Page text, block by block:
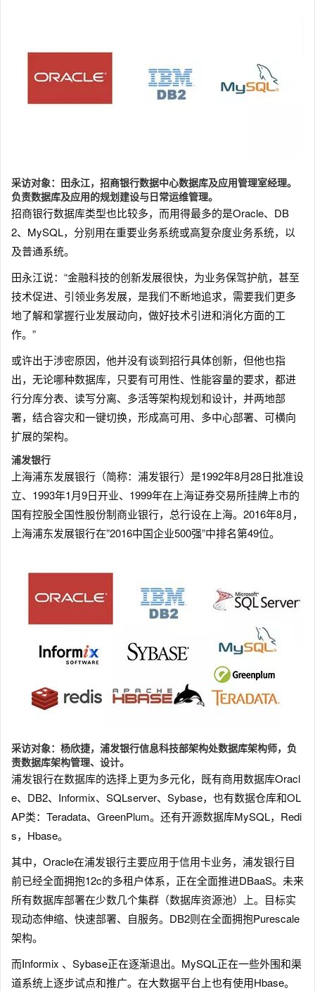
采访对象：田永江，招商银行数据中心数据库及应用管理室经理。
负责数据库及应用的规划建设与日常运维管理。
招商银行数据库类型也比较多，而用得最多的是Oracle、DB
2、MySQL，分别用在重要业务系统或高复杂度业务系统，以
及普通系统。
田永江说：“金融科技的创新发展很快，为业务保驾护航，甚至
技术促进、引领业务发展，是我们不断地追求，需要我们更多
地了解和掌握行业发展动向，做好技术引进和消化方面的工
作。”
或许出于涉密原因，他并没有谈到招行具体创新，但他也指
出，无论哪种数据库，只要有可用性、性能容量的要求，都进
行分库分表、读写分离、多活等架构规划和设计，并两地部
署，结合容灾和一键切换，形成高可用、多中心部署、可横向
扩展的架构。
浦发银行
上海浦东发展银行（简称：浦发银行）是1992年8月28日批准设
立、1993年1月9日开业、1999年在上海证券交易所挂牌上市的
国有控股全国性股份制商业银行，总行设在上海。2016年8月，
上海浦东发展银行在”2016中国企业500强”中排名第49位。
采访对象：杨欣捷，浦发银行信息科技部架构处数据库架构师，负
责数据库架构管理、设计。
浦发银行在数据库的选择上更为多元化，既有商用数据库Oracl
e、DB2、Informix、SQLserver、Sybase，也有数据仓库和OL
AP类：Teradata、GreenPlum。还有开源数据库MySQL，Redi
s，Hbase。
其中，Oracle在浦发银行主要应用于信用卡业务，浦发银行目
前已经全面拥抱12c的多租户体系，正在全面推进DBaaS。未来
所有数据库部署在少数几个集群（数据库资源池）上。目标实
现动态伸缩、快速部署、自服务。DB2则在全面拥抱Purescale
架构。
而Informix 、Sybase正在逐渐退出。MySQL正在一些外围和渠
道系统上逐步试点和推广。在大数据平台上也有使用Hbase。